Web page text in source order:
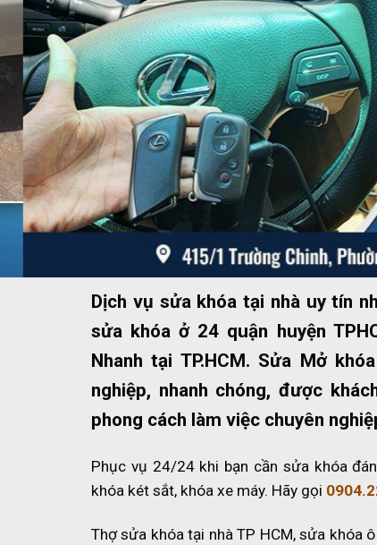
Dịch vụ sửa khóa tại nhà uy tín
sửa khóa ở 24 quận huyện
Nhanh tại TP.HCM. Sửa Mở
nghiệp, nhanh chóng, được
phong cách làm việc chuyên
Phục vụ 24/24 khi bạn cần sửa khóa
khóa két sắt, khóa xe máy. Hãy gọi
Thợ sửa khóa tại nhà TP HCM, sửa khóa